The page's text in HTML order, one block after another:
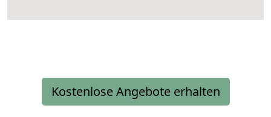
Kostenlose Angebote erhalten